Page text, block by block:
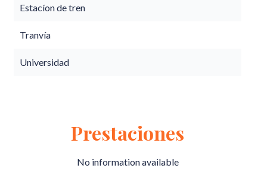
Estacíon de tren
Tranvía
Universidad
Prestaciones
No information available